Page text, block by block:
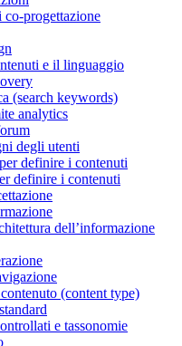
progettazione
e il linguaggio
(search keywords)
analytics
degli utenti
definire i contenuti
definire i contenuti
dell’informazione
(content type)
e tassonomie